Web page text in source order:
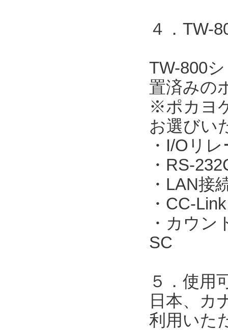
４．TW-
TW-800
置済みの
※ポカヨ
お選びい
・I/Oリ
・RS-
・LAN接
・CC-
・カウン
SC
５．使用
日本、カ
利用いた